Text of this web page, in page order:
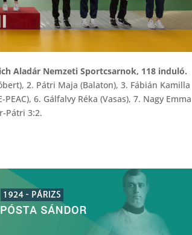
Aladár Nemzeti Sportcsarnok, 118 induló.
2. Pátri Maja (Balaton), 3. Fábián Kamilla
6. Gálfalvy Réka (Vasas), 7. Nagy Emma
Pátri 3:2.